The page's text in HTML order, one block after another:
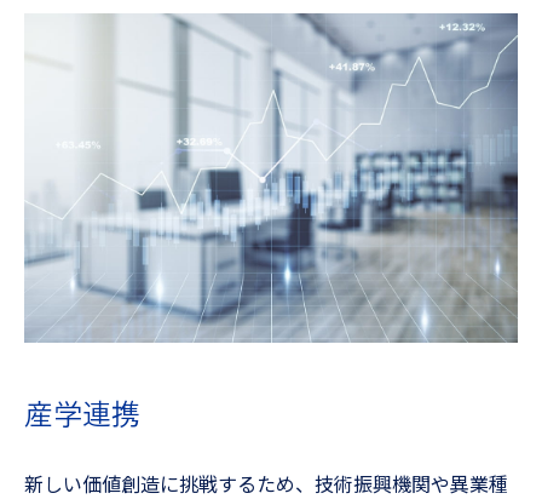
産学連携
新しい価値創造に挑戦するため、技術振興機関や異業種